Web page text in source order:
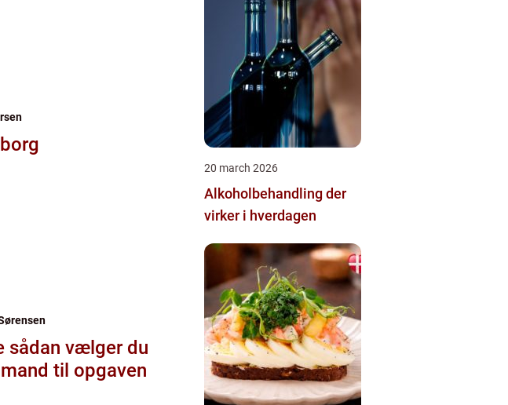
til opgaven
20 march 2026
Alkoholbehandling der
virker i hverdagen